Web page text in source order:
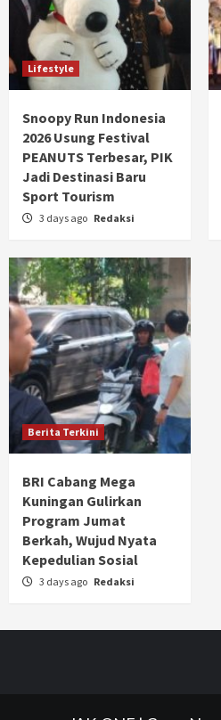
Lifestyle
Snoopy Run Indonesia
2026 Usung Festival
PEANUTS Terbesar, PIK
Jadi Destinasi Baru
Sport Tourism
3 days ago Redaksi
Berita Terkini
BRI Cabang Mega
Kuningan Gulirkan
Program Jumat
Berkah, Wujud Nyata
Kepedulian Sosial
3 days ago Redaksi